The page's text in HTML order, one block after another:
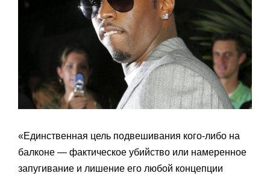
«Единственная цель подвешивания кого-либо на
балконе — фактическое убийство или намеренное
запугивание и лишение его любой концепции